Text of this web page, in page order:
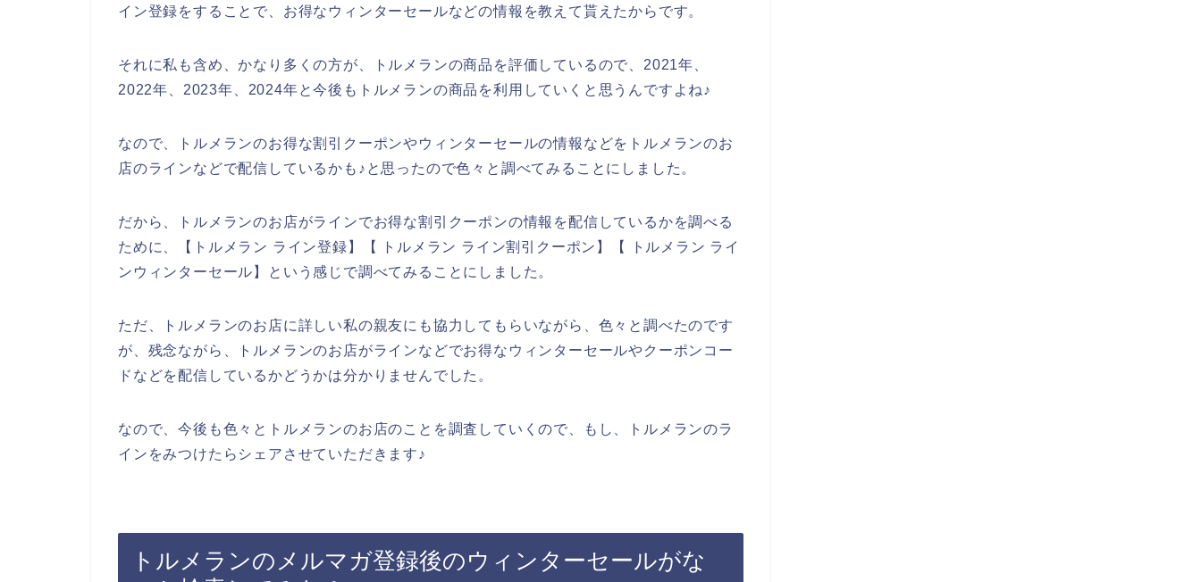
イン登録をすることで、お得なウィンターセールなどの情報を教えて貰えたからです。
それに私も含め、かなり多くの方が、トルメランの商品を評価しているので、2021年、
2022年、2023年、2024年と今後もトルメランの商品を利用していくと思うんですよね♪
なので、トルメランのお得な割引クーポンやウィンターセールの情報などをトルメランのお
店のラインなどで配信しているかも♪と思ったので色々と調べてみることにしました。
だから、トルメランのお店がラインでお得な割引クーポンの情報を配信しているかを調べる
ために、【トルメラン ライン登録】【 トルメラン ライン割引クーポン】【 トルメラン ライ
ンウィンターセール】という感じで調べてみることにしました。
ただ、トルメランのお店に詳しい私の親友にも協力してもらいながら、色々と調べたのです
が、残念ながら、トルメランのお店がラインなどでお得なウィンターセールやクーポンコー
ドなどを配信しているかどうかは分かりませんでした。
なので、今後も色々とトルメランのお店のことを調査していくので、もし、トルメランのラ
インをみつけたらシェアさせていただきます♪
トルメランのメルマガ登録後のウィンターセールがな